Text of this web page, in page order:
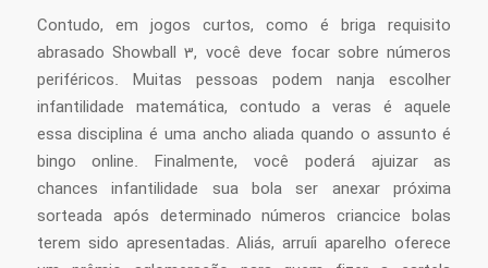
Contudo, em jogos curtos, como é briga requisito
abrasado Showball 3, você deve focar sobre números
periféricos. Muitas pessoas podem nanja escolher
infantilidade matemática, contudo a veras é aquele
essa disciplina é uma ancho aliada quando o assunto é
bingo online. Finalmente, você poderá ajuizar as
chances infantilidade sua bola ser anexar próxima
sorteada após determinado números criancice bolas
terem sido apresentadas. Aliás, arruíi aparelho oferece